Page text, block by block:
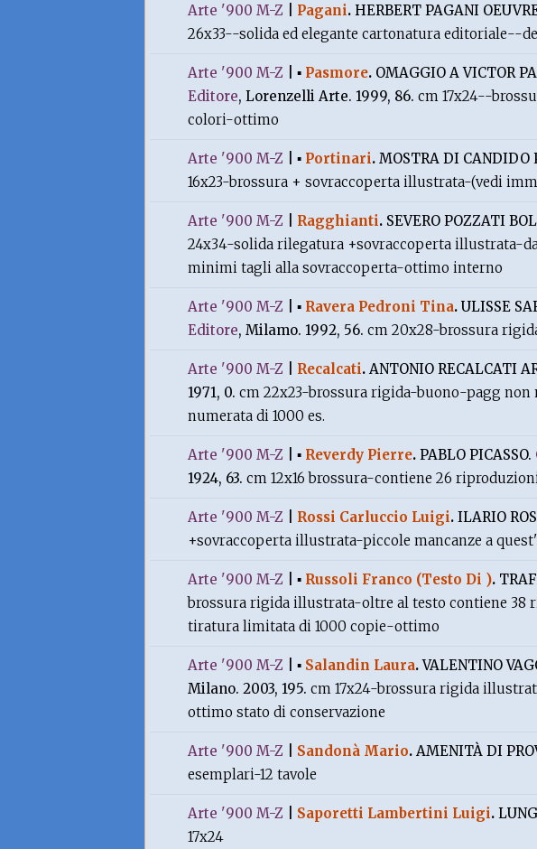
Arte '900 M-Z Pagani. HERBERT PAGANI
26x33--solida ed elegante cartonatura editoriale--
Arte '900 M-Z ▪ Pasmore. OMAGGIO A VICTOR
Editore, Lorenzelli Arte. 1999, 86. cm 17x24--
colori-ottimo
Arte '900 M-Z ▪ Portinari. MOSTRA DI CANDIDO
16x23-brossura + sovraccoperta illustrata-(vedi
Arte '900 M-Z Ragghianti. SEVERO POZZATI
24x34-solida rilegatura +sovraccoperta illustrata-
minimi tagli alla sovraccoperta-ottimo interno
Arte '900 M-Z ▪ Ravera Pedroni Tina. ULISSE
Editore, Milamo. 1992, 56. cm 20x28-brossura
Arte '900 M-Z Recalcati. ANTONIO RECALCATI
1971, 0. cm 22x23-brossura rigida-buono-pagg
numerata di 1000 es.
Arte '900 M-Z ▪ Reverdy Pierre. PABLO PICASSO.
1924, 63. cm 12x16 brossura-contiene 26
Arte '900 M-Z Rossi Carluccio Luigi. ILARIO
+sovraccoperta illustrata-piccole mancanze a
Arte '900 M-Z ▪ Russoli Franco (Testo Di ).
brossura rigida illustrata-oltre al testo contiene 38
tiratura limitata di 1000 copie-ottimo
Arte '900 M-Z ▪ Salandin Laura.VALENTINO
Milano. 2003, 195. cm 17x24-brossura rigida
ottimo stato di conservazione
Arte '900 M-Z Sandonà Mario. AMENITÀ DI
esemplari-12 tavole
Arte '900 M-Z Saporetti Lambertini Luigi.
17x24